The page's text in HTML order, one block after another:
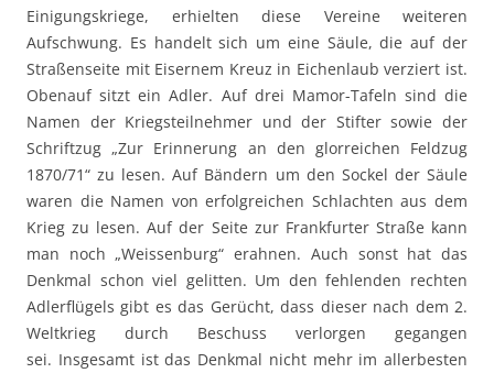
Einigungskriege, erhielten diese Vereine weiteren
Aufschwung. Es handelt sich um eine Säule, die auf der
Straßenseite mit Eisernem Kreuz in Eichenlaub verziert ist.
Obenauf sitzt ein Adler. Auf drei Mamor-Tafeln sind die
Namen der Kriegsteilnehmer und der Stifter sowie der
Schriftzug „Zur Erinnerung an den glorreichen Feldzug
1870/71“ zu lesen. Auf Bändern um den Sockel der Säule
waren die Namen von erfolgreichen Schlachten aus dem
Krieg zu lesen. Auf der Seite zur Frankfurter Straße kann
man noch „Weissenburg“ erahnen. Auch sonst hat das
Denkmal schon viel gelitten. Um den fehlenden rechten
Adlerflügels gibt es das Gerücht, dass dieser nach dem 2.
Weltkrieg durch Beschuss verlorgen gegangen
sei. Insgesamt ist das Denkmal nicht mehr im allerbesten